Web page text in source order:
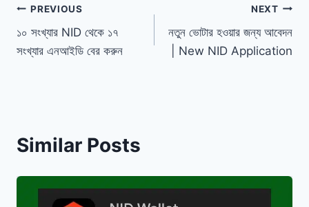
Post
navigation
PREVIOUS
১০ সংখ্যার NID থেকে ১৭
সংখ্যার এনআইডি বের করুন
NEXT
নতুন ভোটার হওয়ার জন্য আবেদন
| New NID Application
Similar Posts